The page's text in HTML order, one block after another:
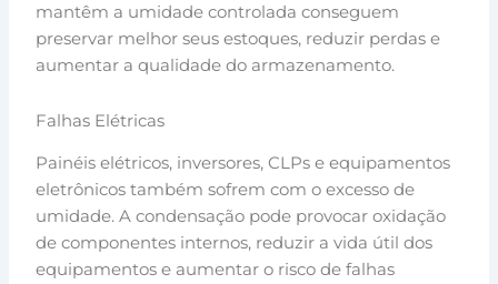
mantêm a umidade controlada conseguem
preservar melhor seus estoques, reduzir perdas e
aumentar a qualidade do armazenamento.
Falhas Elétricas
Painéis elétricos, inversores, CLPs e equipamentos
eletrônicos também sofrem com o excesso de
umidade. A condensação pode provocar oxidação
de componentes internos, reduzir a vida útil dos
equipamentos e aumentar o risco de falhas